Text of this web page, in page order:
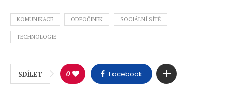
KOMUNIKACE ODPOČINEK SOCIÁLNÍ SÍTĚ
TECHNOLOGIE
SDÍLET 0 Facebook